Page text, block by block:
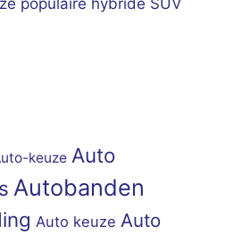
keuze Auto
Autobanden
Auto keuze Auto